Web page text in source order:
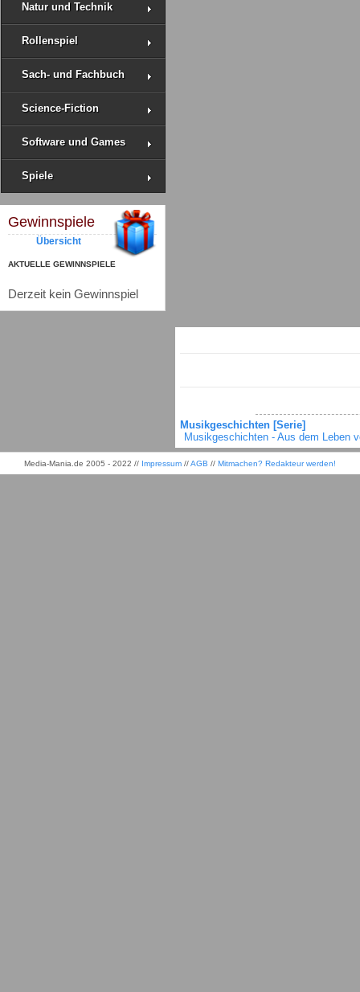
Natur und Technik
Rollenspiel
Sach- und Fachbuch
Science-Fiction
Software und Games
Spiele
Gewinnspiele
Übersicht
AKTUELLE GEWINNSPIELE
Derzeit kein Gewinnspiel
Musikgeschichten [Serie]
Musikgeschichten - Aus dem Leben
Media-Mania.de 2005 - 2022 // Impressum //AGB // Mitmachen? Redakteur werden!